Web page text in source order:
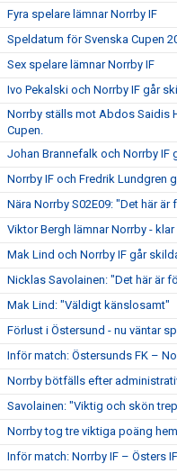
Fyra spelare lämnar Norrby IF
Speldatum för Svenska Cupen
Sex spelare lämnar Norrby IF
Ivo Pekalski och Norrby IF går
Norrby ställs mot Abdos Saidis
Cupen.
Johan Brannefalk och Norrby IF
Norrby IF och Fredrik Lundgren
Nära Norrby S02E09: "Det här
Viktor Bergh lämnar Norrby -
Mak Lind och Norrby IF går
Nicklas Savolainen: "Det här är
Mak Lind: "Väldigt känslosamt"
Förlust i Östersund - nu väntar
Inför match: Östersunds FK –
Norrby bötfälls efter
Savolainen: "Viktig och skön
Norrby tog tre viktiga poäng
Inför match: Norrby IF – Östers IF